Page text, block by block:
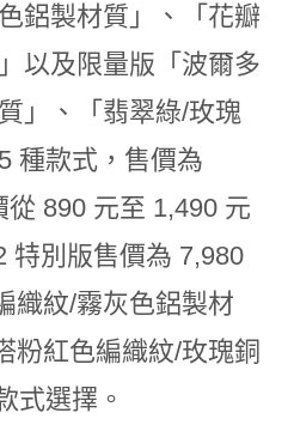
鋁製材質」、「花瓣
以及限量版「波爾多
」、「翡翠綠/玫瑰
種款式，售價為
890 元至 1,490 元
特別版售價為 7,980
織紋/霧灰色鋁製材
粉紅色編織紋/玫瑰銅
式選擇。